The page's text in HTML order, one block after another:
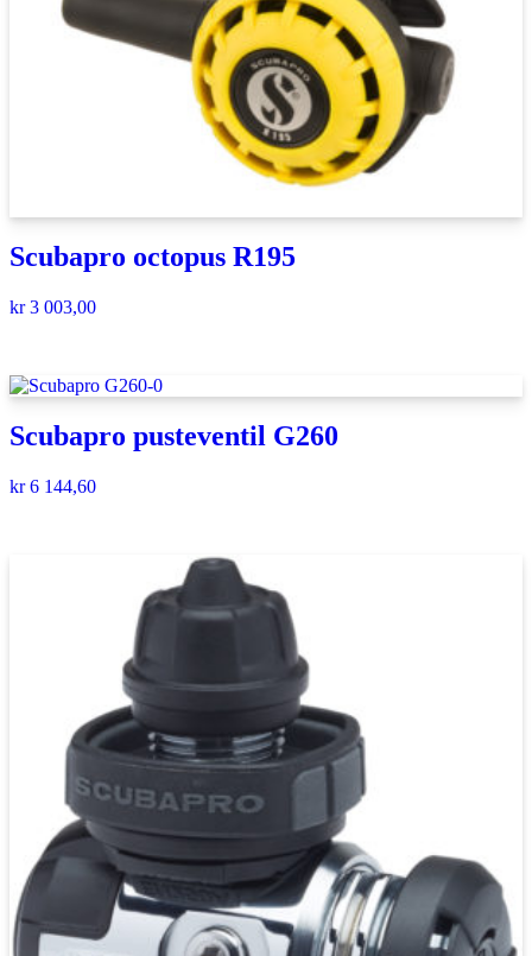
Scubapro octopus R195
kr3 003,00
Scubapro pusteventil G260
kr6 144,60